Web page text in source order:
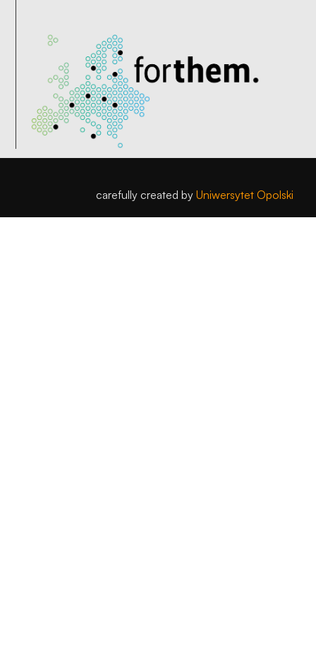
carefully created by Uniwersytet Opolski